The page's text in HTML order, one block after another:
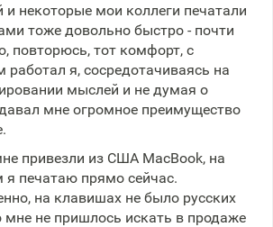
и некоторые мои коллеги печатали
тоже довольно быстро - почти
повторюсь, тот комфорт, с
работал я, сосредотачиваясь на
мыслей и не думая о
мне огромное преимущество
привезли из США MacBook, на
я печатаю прямо сейчас.
на клавишах не было русских
мне не пришлось искать в продаже